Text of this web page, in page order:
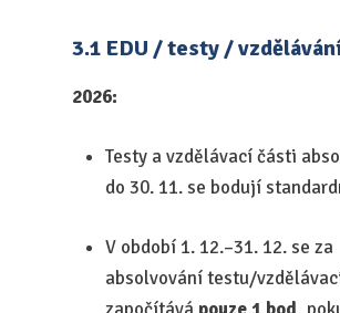
3.1 EDU / testy /
2026:
Testy a vzdělávací části
do 30. 11. se bodují
V období 1. 12.–31. 12. se za
absolvování testu/